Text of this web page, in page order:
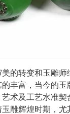
的转变和玉雕师
丰富，当今的玉
术及工艺水准契
雕辉煌时期，尤